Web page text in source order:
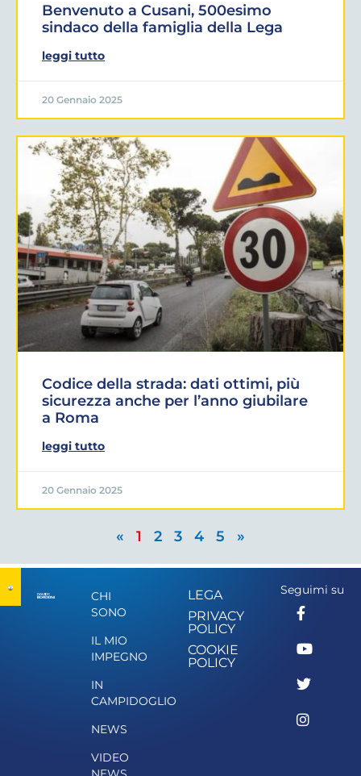
Benvenuto a Cusani, 500esimo
sindaco della famiglia della Lega
leggi tutto
20 Gennaio 2025
Codice della strada: dati ottimi, più
sicurezza anche per l’anno giubilare
a Roma
leggi tutto
20 Gennaio 2025
« 1 2 3 4 5 »
CHI
SONO
IL MIO
IMPEGNO
IN
CAMPIDOGLIO
NEWS
VIDEO
LEGA
PRIVACY
POLICY
COOKIE
POLICY
Seguimi su